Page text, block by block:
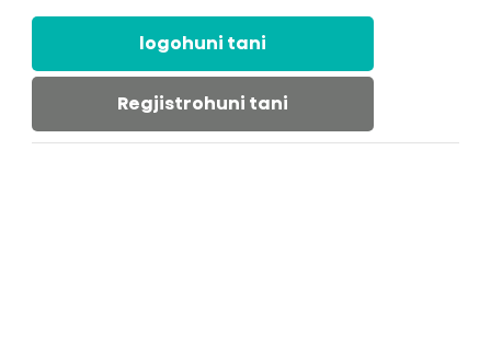
logohuni tani
Regjistrohuni tani